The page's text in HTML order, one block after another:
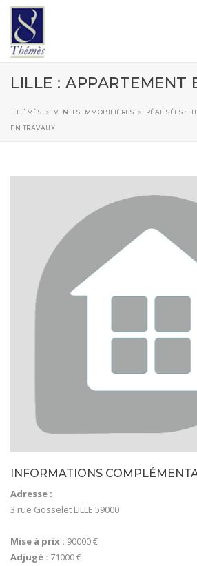
LILLE : APPARTEMENT
THÉMÈS > VENTES IMMOBILIÈRES > RÉALISÉES :
EN TRAVAUX
INFORMATIONS
Adresse :
3 rue Gosselet LILLE 59000
Mise à prix : 90000 €
Adjugé : 71000 €